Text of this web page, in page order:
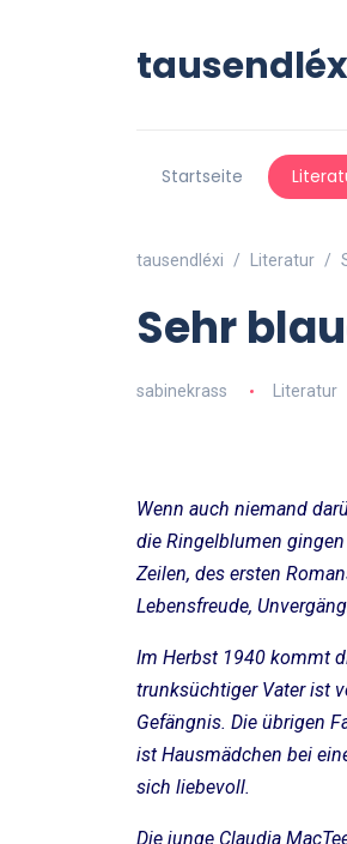
Startseite
tausendléxi Literatur
Sehr
sabinekrass Literatur
Wenn auch niemand
die Ringelblumen
Zeilen, des ersten
Lebensfreude,
Im Herbst 1940 kommt
trunksüchtiger Vater ist
Gefängnis. Die übrigen
ist Hausmädchen bei
sich liebevoll.
Die junge Claudia